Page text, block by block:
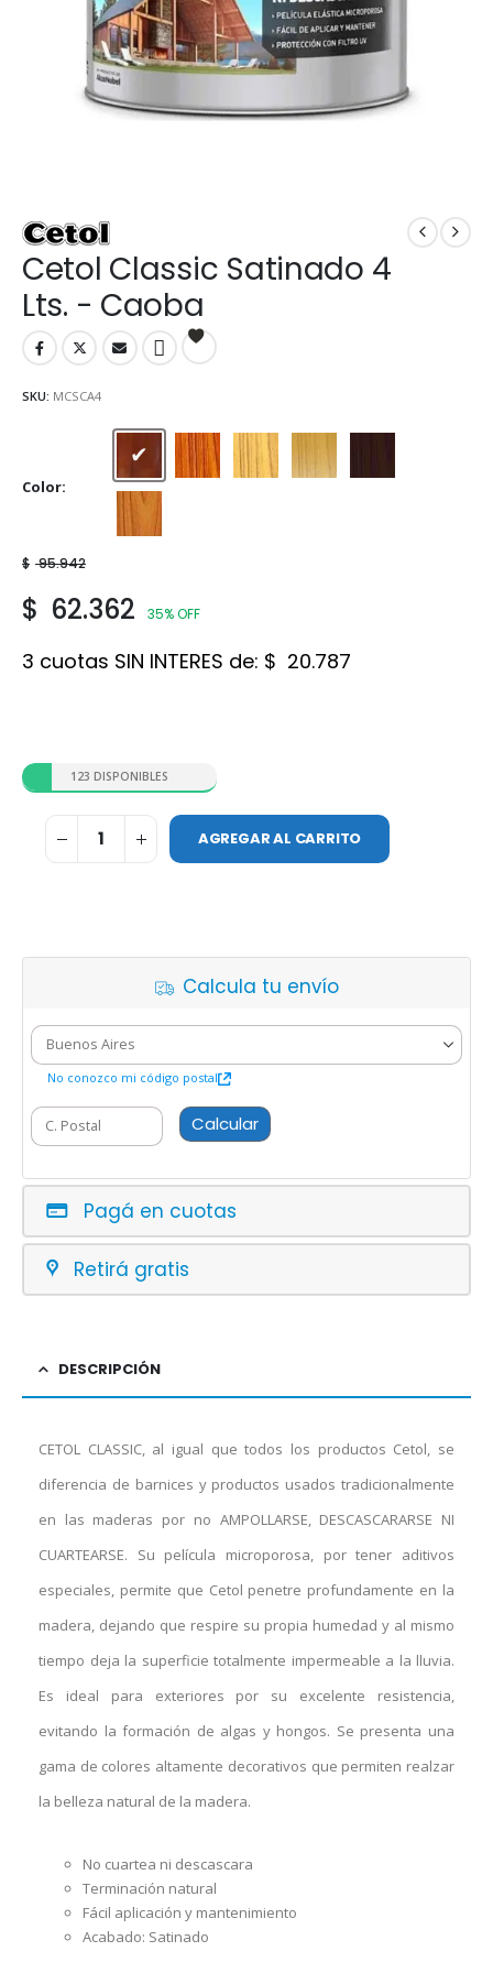
Cetol Classic Satinado 4
Lts. - Caoba
SKU: MCSCA4
Color
Caoba Cedro Cristal Natural
Roble
$ 95.942
$ 62.362 35% OFF
3 cuotas SIN INTERES de: $ 20.787
123 DISPONIBLES
AGREGAR AL CARRITO
Calcula tu envío
No conozco mi código postal
Calcular
Pagá en cuotas
Retirá gratis
DESCRIPCIÓN
CETOL CLASSIC, al igual que todos los productos Cetol, se
diferencia de barnices y productos usados tradicionalmente
en las maderas por no AMPOLLARSE, DESCASCARARSE NI
CUARTEARSE. Su película microporosa, por tener aditivos
especiales, permite que Cetol penetre profundamente en la
madera, dejando que respire su propia humedad y al mismo
tiempo deja la superficie totalmente impermeable a la lluvia.
Es ideal para exteriores por su excelente resistencia,
evitando la formación de algas y hongos. Se presenta una
gama de colores altamente decorativos que permiten realzar
la belleza natural de la madera.
No cuartea ni descascara
Terminación natural
Fácil aplicación y mantenimiento
Acabado: Satinado